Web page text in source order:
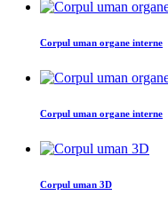
Corpul uman organe interne
Corpul uman organe interne
Corpul uman 3D